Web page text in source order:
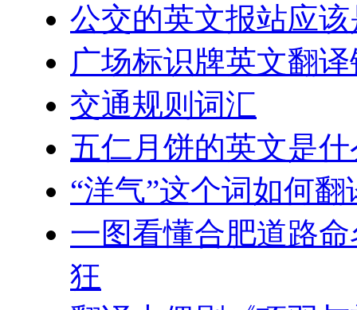
公交的英文报站应
广场标识牌英文翻
交通规则词汇
五仁月饼的英文是什
“洋气”这个词如何
一图看懂合肥道路
狂